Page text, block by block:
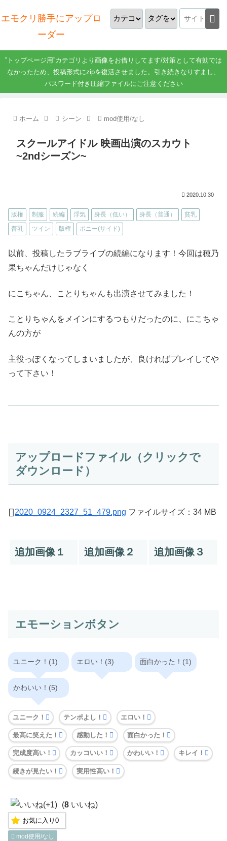
エモクリ勝手にアップロ
ーダー
”トップページ用”カテゴリより画像をお借りしてます/対策として有効では
なかったため、投稿形式にzipを復活させました。引き続きなりすまし、
パスワード付き圧縮ファイルにご注意ください
ホーム シーン mod使用/なし
スクールアイドル 映画出演のスカウト
~2ndシーズン~
2020.10.30
版権 制服 続編 浮気 身長（低い） 身長（普通）
貧乳
普乳
ツイン 版権 ポニー(サイド)
以前、投稿したラブライブの続編になります！今回は穂乃
果ちゃんだけじゃなく
にこちゃん、ことりちゃんも出演させてみました！
ことりちゃんをメインにするつもりだったのに、にこちゃ
んの方が
主役っぽくなってしまいましたが、良ければプレイしてや
って下さい！
アップロードファイル（クリックで
ダウンロード）
2020_0924_2327_51_479.png ファイルサイズ：34 MB
追加画像１ 追加画像２ 追加画像３
エモーションボタン
ユニーク！(1) エロい！(3) 面白かった！(1)
かわいい！(5)
ユニーク！ テンポよし！ エロい！
最高に笑えた！ 感動した！ 面白かった！
完成度高い！ カッコいい！ かわいい！ キレイ！
続きが見たい！ 実用性高い！
(8 いいね)
お気に入り 0
mod使用/なし